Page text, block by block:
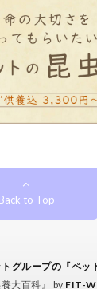
Back to Top
グループの『ペッ
大百科』 by FIT-